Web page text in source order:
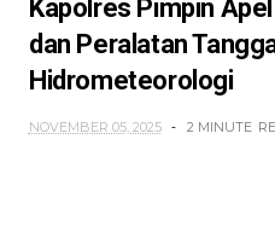
Kapolres Pimpin
dan Peralatan
Hidrometeorologi
NOVEMBER 05, 2025 2 MINUTE